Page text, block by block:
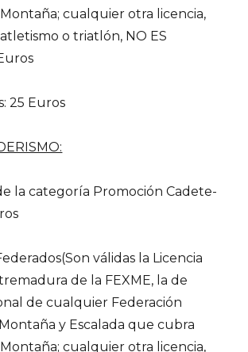
cualquier otra licencia,
o triatlón, NO ES
25 Euros
la categoría Promoción Cadete-
válidas la Licencia
de la FEXME, la de
de cualquier Federación
y Escalada que cubra
cualquier otra licencia,